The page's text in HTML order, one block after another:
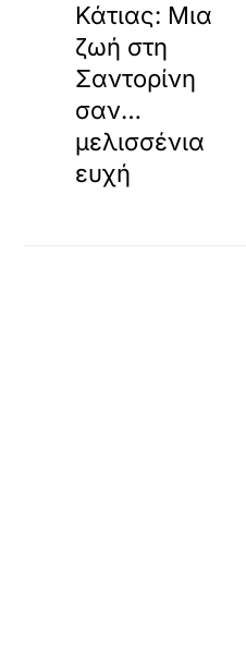
Κάτιας: Μια
ζωή στη
Σαντορίνη
σαν…
μελισσένια
ευχή